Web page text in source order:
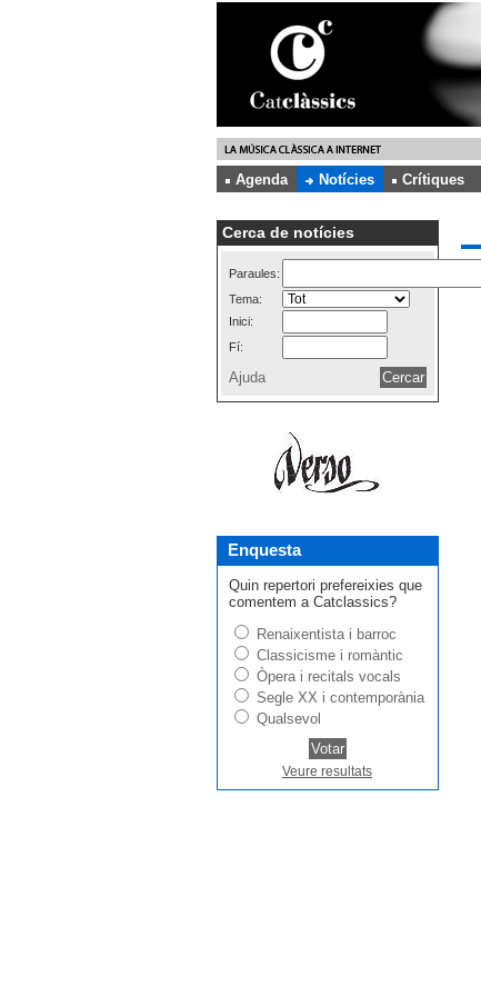
Agenda
Notícies Crítiques
Cerca de notícies
Paraules:
Tema:
Inici:
Fí:
Ajuda
Enquesta
Quin repertori prefereixies que
comentem a Catclassics?
Renaixentista i barroc
Classicisme i romàntic
Òpera i recitals vocals
Segle XX i contemporània
Qualsevol
Veure resultats